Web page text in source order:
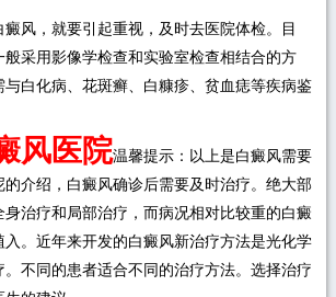
，就要引起重视，及时去医院体检。目
采用影像学检查和实验室检查相结合的方
白化病、花斑癣、白糠疹、贫血痣等疾病鉴
风医院温馨提示：以上是白癜风需要
的介绍，白癜风确诊后需要及时治疗。绝大部
治疗和局部治疗，而病况相对比较重的白癜
入。近年来开发的白癜风新治疗方法是光化学
不同的患者适合不同的治疗方法。选择治疗